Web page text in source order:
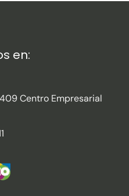
en:
Centro Empresarial